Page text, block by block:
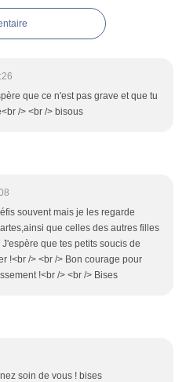
que ce n'est pas grave et que tu
/> <br /> bisous
souvent mais je les regarde
que celles des autres filles
que tes petits soucis de
!<br /> <br /> Bon courage pour
!<br /> <br /> Bises
soin de vous ! bises